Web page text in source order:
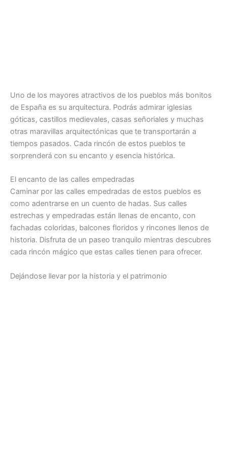
Uno de los mayores atractivos de los pueblos más bonitos
de España es su arquitectura. Podrás admirar iglesias
góticas, castillos medievales, casas señoriales y muchas
otras maravillas arquitectónicas que te transportarán a
tiempos pasados. Cada rincón de estos pueblos te
sorprenderá con su encanto y esencia histórica.
El encanto de las calles empedradas
Caminar por las calles empedradas de estos pueblos es
como adentrarse en un cuento de hadas. Sus calles
estrechas y empedradas están llenas de encanto, con
fachadas coloridas, balcones floridos y rincones llenos de
historia. Disfruta de un paseo tranquilo mientras descubres
cada rincón mágico que estas calles tienen para ofrecer.
Dejándose llevar por la historia y el patrimonio